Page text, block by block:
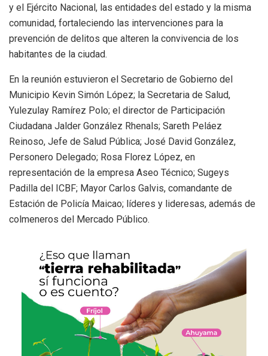
y el Ejército Nacional, las entidades del estado y la misma
comunidad, fortaleciendo las intervenciones para la
prevención de delitos que alteren la convivencia de los
habitantes de la ciudad.
En la reunión estuvieron el Secretario de Gobierno del
Municipio Kevin Simón López; la Secretaria de Salud,
Yulezulay Ramírez Polo; el director de Participación
Ciudadana Jalder González Rhenals; Sareth Peláez
Reinoso, Jefe de Salud Pública; José David González,
Personero Delegado; Rosa Florez López, en
representación de la empresa Aseo Técnico; Sugeys
Padilla del ICBF; Mayor Carlos Galvis, comandante de
Estación de Policía Maicao; líderes y lideresas, además de
colmeneros del Mercado Público.